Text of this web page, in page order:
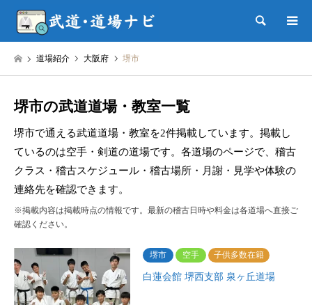
検索
道場紹介 大阪府 堺市
堺市の武道道場・教室一覧
堺市で通える武道道場・教室を2件掲載しています。掲載し
ているのは空手・剣道の道場です。各道場のページで、稽古
クラス・稽古スケジュール・稽古場所・月謝・見学や体験の
連絡先を確認できます。
※掲載内容は掲載時点の情報です。最新の稽古日時や料金は各道場へ直接ご
確認ください。
堺市 空手 子供多数在籍
白蓮会館 堺西支部 泉ヶ丘道場